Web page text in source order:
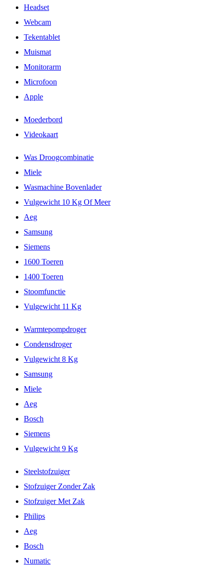
Headset
Webcam
Tekentablet
Muismat
Monitorarm
Microfoon
Apple
Moederbord
Videokaart
Was Droogcombinatie
Miele
Wasmachine Bovenlader
Vulgewicht 10 Kg Of Meer
Aeg
Samsung
Siemens
1600 Toeren
1400 Toeren
Stoomfunctie
Vulgewicht 11 Kg
Warmtepompdroger
Condensdroger
Vulgewicht 8 Kg
Samsung
Miele
Aeg
Bosch
Siemens
Vulgewicht 9 Kg
Steelstofzuiger
Stofzuiger Zonder Zak
Stofzuiger Met Zak
Philips
Aeg
Bosch
Numatic